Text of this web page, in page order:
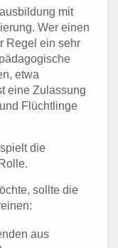
mit
Wer einen
Regel ein sehr
etwa
eine Zulassung
Flüchtlinge
die
sollte die
aus